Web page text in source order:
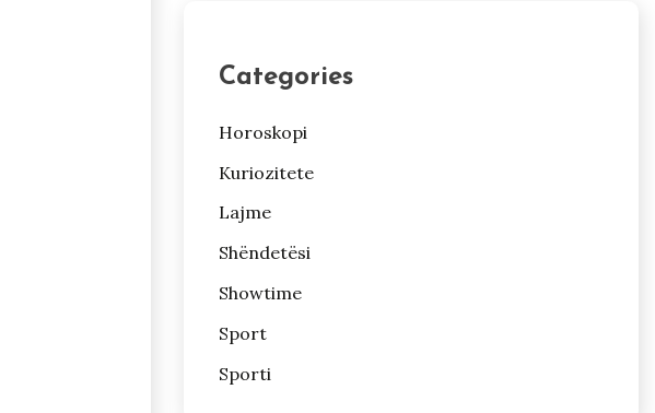
Categories
Horoskopi
Kuriozitete
Lajme
Shëndetësi
Showtime
Sport
Sporti